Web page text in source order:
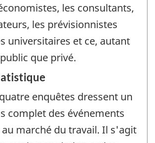
les consultants,
les prévisionnistes
universitaires et ce, autant
que privé.
enquêtes dressent un
complet des événements
au marché du travail. Il s'agit